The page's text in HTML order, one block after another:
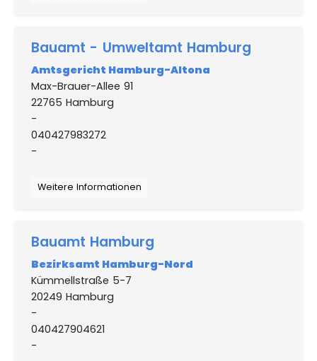
Bauamt - Umweltamt Hamburg
Amtsgericht Hamburg-Altona
Max-Brauer-Allee 91
22765 Hamburg
-
040427983272
-
Weitere Informationen
Bauamt Hamburg
Bezirksamt Hamburg-Nord
Kümmellstraße 5-7
20249 Hamburg
-
040427904621
-